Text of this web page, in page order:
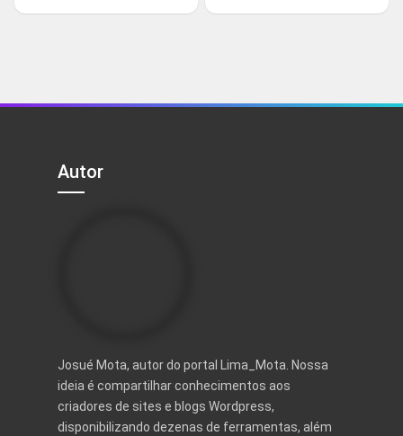
de
original atual
Autor
Josué Mota, autor do portal Lima_Mota. Nossa
ideia é compartilhar conhecimentos aos
criadores de sites e blogs Wordpress,
disponibilizando dezenas de ferramentas, além